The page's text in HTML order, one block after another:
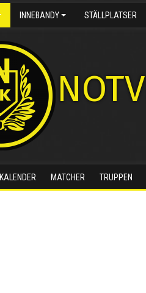
INNEBANDY STÄLLPLATSER
KALENDER MATCHER TRUPPEN